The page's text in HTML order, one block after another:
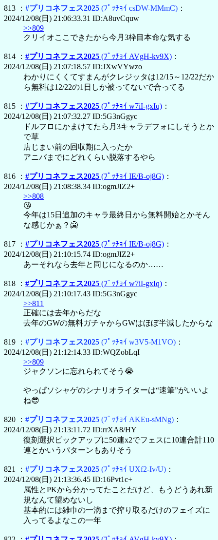
813 ： #プリコネフェス2025 (ﾌﾟｯﾁｮｲ csDW-MMmC) ：
2024/12/08(日) 21:06:33.31 ID:A8uvCquw
>>809
クリイオここできたから今月3枠目本命な気する
814 ： #プリコネフェス2025 (ﾌﾟｯﾁｮｲ AVgH-kv9X) ：
2024/12/08(日) 21:07:18.57 ID:JXwVYwzo
わかりにくくてすまんがクレジッタは12/15～12/22だか
ら無料は12/22の1日しか被ってないで合ってる
815 ： #プリコネフェス2025 (ﾌﾟｯﾁｮｲ w7iI-gxIq) ：
2024/12/08(日) 21:07:32.27 ID:5G3nGgyc
ドルフロにかまけてたら月3キャラデフォにしそうとか
で草
店じまい前の回収期に入ったか
アニバまでにどれくらい脱落するやら
816 ： #プリコネフェス2025 (ﾌﾟｯﾁｮｲ IE/B-oj8G) ：
2024/12/08(日) 21:08:38.34 ID:ogmJIZ2+
>>808
😘
今年は15日追加のキャラ最終日から無料開始とかそん
な感じかぁ？🥶
817 ： #プリコネフェス2025 (ﾌﾟｯﾁｮｲ IE/B-oj8G) ：
2024/12/08(日) 21:10:15.74 ID:ogmJIZ2+
あーそれなら去年と同じになるのか……
818 ： #プリコネフェス2025 (ﾌﾟｯﾁｮｲ w7iI-gxIq) ：
2024/12/08(日) 21:10:17.43 ID:5G3nGgyc
>>811
正確には去年からだな
去年のGWの無料ガチャからGWはほぼ半減したからな
819 ： #プリコネフェス2025 (ﾌﾟｯﾁｮｲ w3V5-M1VO) ：
2024/12/08(日) 21:12:14.33 ID:WQZobLqI
>>809
ジャクソンに忘れられてそう😭
やっぱソシャゲのシナリオライターは“速筆”がいいよ
ね😎
820 ： #プリコネフェス2025 (ﾌﾟｯﾁｮｲ AKEu-sMNg) ：
2024/12/08(日) 21:13:11.72 ID:rrXA8/HY
復刻選択ピックアップに50連x2でフェスに10連合計110
連とかいうパターンもありそう
821 ： #プリコネフェス2025 (ﾌﾟｯﾁｮｲ UXf2-Iv/U) ：
2024/12/08(日) 21:13:36.45 ID:16Pvt1c+
属性とPKから分かってたことだけど、もうどうあれ新
規なんて望めないし
基本的には雑巾の一滴まで搾り取るだけのフェイズに
入ってるよなこの一年